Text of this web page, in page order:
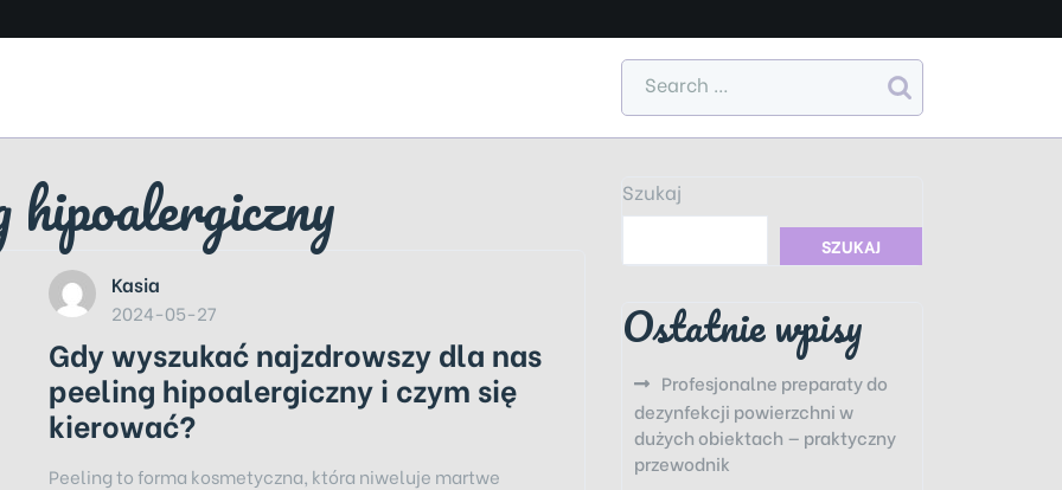
hipoalergiczny
Kasia
2024-05-27
Gdy wyszukać najzdrowszy dla nas
peeling hipoalergiczny i czym się
kierować?
Peeling to forma kosmetyczna, która niweluje martwe
Szukaj
SZUKAJ
Ostatnie wpisy
Profesjonalne preparaty do
dezynfekcji powierzchni w
dużych obiektach — praktyczny
przewodnik